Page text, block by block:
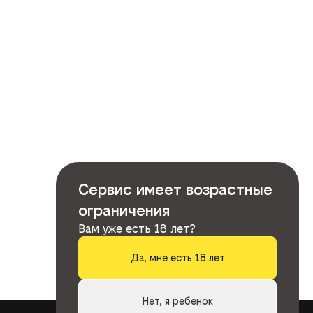
Сервис имеет возрастные
ограничения
Вам уже есть 18 лет?
Да, мне есть 18 лет
Нет, я ребенок